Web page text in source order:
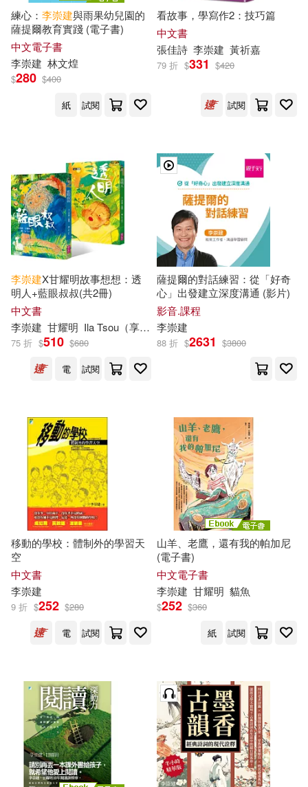
練心： 李崇建與雨果幼兒園的
薩提爾教育實踐 (電子書)
中文電子書
李崇建 林文煌
$280 $400
紙
試閱
看故事，學寫作2：技巧篇
中文書
張佳詩 李崇建 黃祈嘉
79 折 $331 $420
試閱
李崇建X甘耀明故事想想：透
明人+藍眼叔叔(共2冊)
中文書
李崇建 甘耀明 Ila Tsou（享想）
75 折 $510 $680
電
試閱
薩提爾的對話練習：從「好奇
心」出發建立深度溝通 (影片)
影音.課程
李崇建
88 折 $2631 $3800
移動的學校：體制外的學習天
空
中文書
李崇建
9 折 $252 $280
電
試閱
山羊、老鷹，還有我的帕加尼
(電子書)
中文電子書
李崇建 甘耀明 貓魚
$252 $360
紙
試閱